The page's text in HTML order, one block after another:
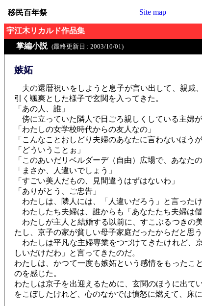
移民百年祭 Site map
宇江木リカルド作品集
掌編小説 (最終更新日 : 2003/10/01)
嫉妬
夫の還暦祝いをしようと息子が言い出して、親戚
引く颯爽とした様子で玄関を入ってきた。
「あの人、誰」
傍に立っていた隣人で日ごろ親しくしている主婦が
「わたしの女学校時代からの友人なの」
「こんなことおしどり夫婦のあなたに言わないほう
「どういうことぉ」
「このあいだリベルダーデ（自由）広場で、あなた
「まさか、人違いでしょう」
「すごい美人だもの、見間違うはずはないわ」
「ありがとう、ご忠告」
わたしは、隣人には、「人違いだろう」と言った
わたしたち夫婦は、誰からも「あなたたち夫婦は
わたしが主人と結婚する以前に、すこぶるつきの
たし、京子の家が貧しい母子家庭だったからだと思う
わたしは平凡な主婦専業をつづけてきたけれど、
しいだけだわ」と言ってきたのだ。
わたしは、かつて一度も嫉妬という感情をもったこ
のを感じた。
わたしは京子を出迎えるために、玄関のほうに出て
をこぼしたけれど、心のなかでは憤怒に燃えて、床